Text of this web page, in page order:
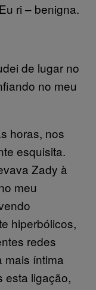
ri – benigna.
de lugar no
no meu
horas, nos
esquisita.
Zady à
meu
hiperbólicos,
redes
mais íntima
esta ligação,